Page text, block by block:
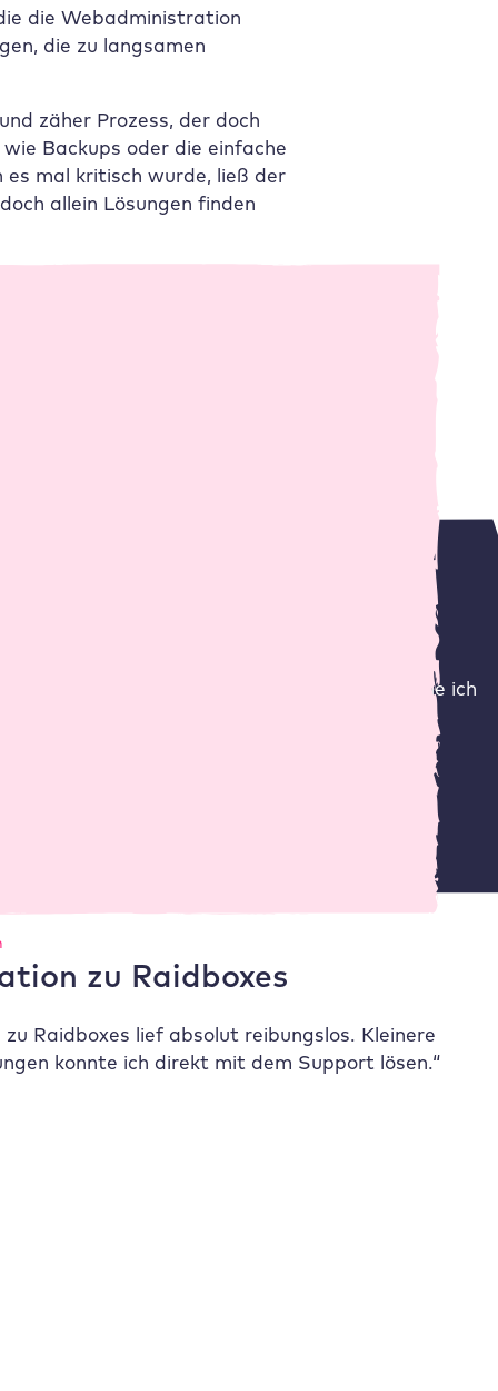
die Webadministration
die zu langsamen
zäher Prozess, der doch
Backups oder die einfache
mal kritisch wurde, ließ der
allein Lösungen finden
von WordPress und den Anforderungen, die ich
zu Raidboxes
zu Raidboxes lief absolut reibungslos. Kleinere
konnte ich direkt mit dem Support lösen.“